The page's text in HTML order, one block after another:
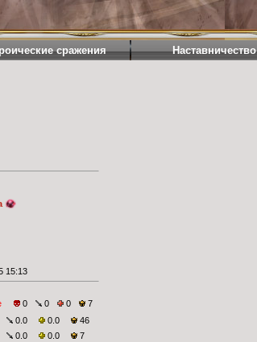
сражения
Наставничество
15:13
0 0 0
7
0.0 0.0
46
0.0 0.0
7